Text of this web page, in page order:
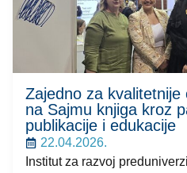
Zajedno za
na Sajmu knjiga kroz
publikacije i edukacije
22.04.2026.
Institut za razvoj